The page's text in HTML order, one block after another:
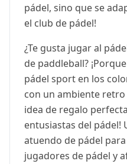
pádel, sino que se
el club de pádel!
¿Te gusta jugar al
de paddleball?
pádel sport en los
con un ambiente retro
idea de regalo
entusiastas del pádel!
atuendo de pádel
jugadores de pádel y